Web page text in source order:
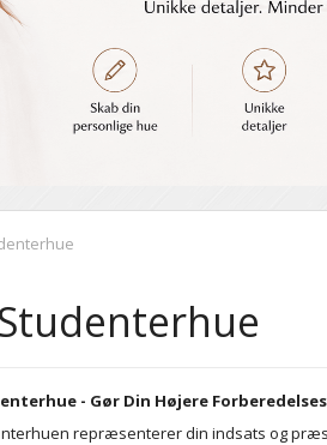
- Gør Din Højere
repræsenterer din indsats og